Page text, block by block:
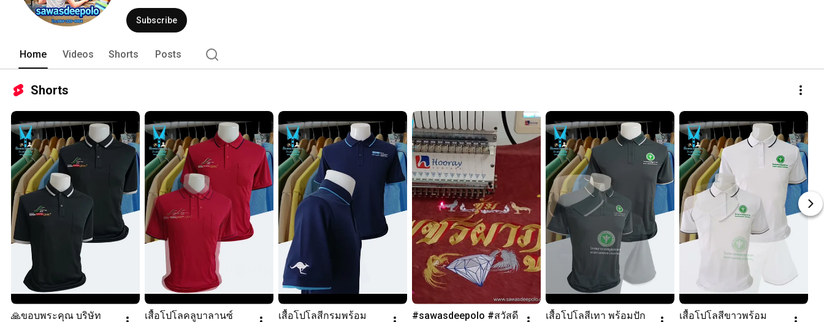
Subscribe
Home Videos Shorts Posts
Shorts
🙏ขอบพระคุณ บริษัท
เสื้อโปโลคลูบาลานซ์
เสื้อโปโลสีกรมพร้อม
#sawasdeepolo #สวัสดี
เสื้อโปโลสีเทา พร้อมปัก
เสื้อโปโลสีขาวพร้อม